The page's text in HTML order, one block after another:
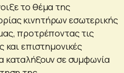
το θέμα της
κινητήρων εσωτερικής
προτρέποντας τις
και επιστημονικές
καταλήξουν σε συμφωνία